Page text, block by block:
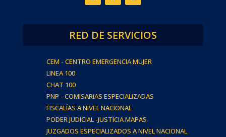
RED DE SERVICIOS
CEM - CENTRO EMERGENCIA MUJER
LINEA 100
CHAT 100
PNP - COMISARIAS ESPECIALIZADAS
FISCALÍAS A NIVEL NACIONAL
PODER JUDICIAL -JUSTICIA MAPAS
JUZGADOS ESPECIALIZADOS A NIVEL NACIONAL